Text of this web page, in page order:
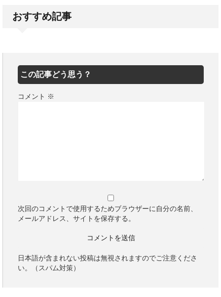
おすすめ記事
この記事どう思う？
コメント ※
次回のコメントで使用するためブラウザーに自分の名前、
メールアドレス、サイトを保存する。
日本語が含まれない投稿は無視されますのでご注意くださ
い。（スパム対策）